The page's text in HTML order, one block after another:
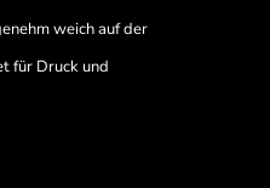
weich auf der
für Druck und